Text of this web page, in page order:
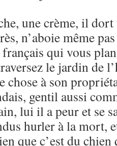
une crème, il
n’aboie même
qui vous
le jardin de
chose à son
gentil aussi
lui il a peur et se
hurler à la mort,
que c’est du chien